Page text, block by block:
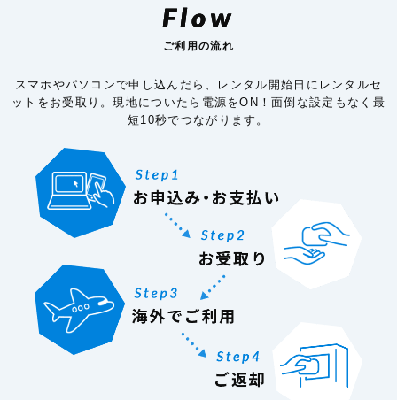
Flow
ご利用の流れ
スマホやパソコンで申し込んだら、レンタル開始日にレンタルセ
ットをお受取り。現地についたら電源をON！面倒な設定もなく最
短10秒でつながります。